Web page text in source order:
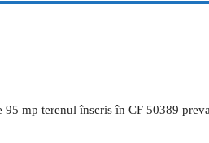
95 mp terenul înscris în CF 50389